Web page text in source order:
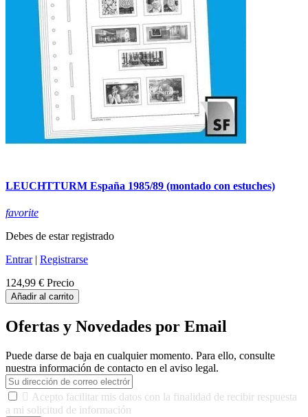
LEUCHTTURM España 1985/89 (montado con estuches)
favorite
Debes de estar registrado
Entrar| Registrarse
124,99 € Precio
Añadir al carrito
Ofertas y Novedades por Email
Puede darse de baja en cualquier momento. Para ello, consulte
nuestra información de contacto en el aviso legal.
 Acepto facilitar mis datos con la finalidad de recibir respuesta
a mi solicitud de información